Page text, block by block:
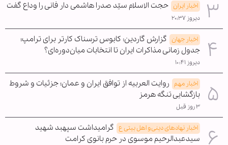
اخبار ایران حجت الاسلام سیّد صدرا هاشمی دار فانی را وداع گفت
دیروز ۲۰:۳۷
اخبار جهان گزارش گاردین: کابوس ترسناک کارتر برای ترامپ؛
جدول زمانی مذاکرات ایران تا انتخابات میان‌دوره‌ای؟
دیروز ۱۰:۴۱
اخبار مهم روایت العربیه از توافق ایران و عمان؛ جزئیات و شروط
بازگشایی تنگه هرمز
۳ روز قبل
اخبار نهادهای دینی و اهل بیتی ع گرامیداشت سپهبد شهید
سیدعبدالرحیم موسوی در حرم بانوی کرامت